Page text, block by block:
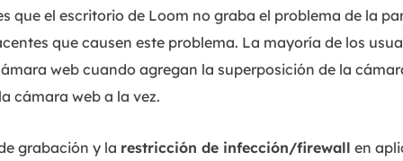
que el escritorio de Loom no graba el problema de la
que causen este problema. La mayoría de los
web cuando agregan la superposición de la
cámara web a la vez.
grabación y la restricción de infección/firewall en